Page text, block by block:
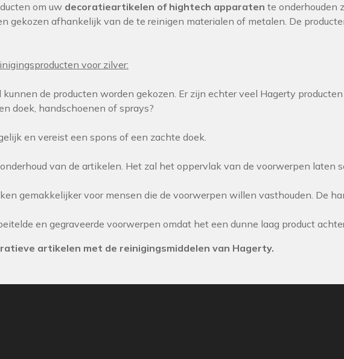
om uw decoratieartikelen of hightech apparaten te onderhouden
gekozen afhankelijk van de te reinigen materialen of metalen. De
voor zilver:
de producten worden gekozen. Er zijn echter veel Hagerty
doek, handschoenen of sprays?
en vereist een spons of een zachte doek.
van de artikelen. Het zal het oppervlak van de voorwerpen laten
gemakkelijker voor mensen die de voorwerpen willen vasthouden. De
en gegraveerde voorwerpen omdat het een dunne laag product
artikelen met de reinigingsmiddelen van Hagerty.